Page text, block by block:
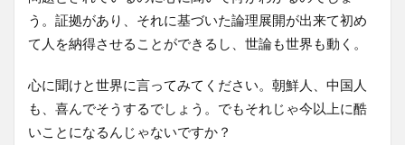
う。証拠があり、それに基づいた論理展開が出来て初め
て人を納得させることができるし、世論も世界も動く。
心に聞けと世界に言ってみてください。朝鮮人、中国人
も、喜んでそうするでしょう。でもそれじゃ今以上に酷
いことになるんじゃないですか？